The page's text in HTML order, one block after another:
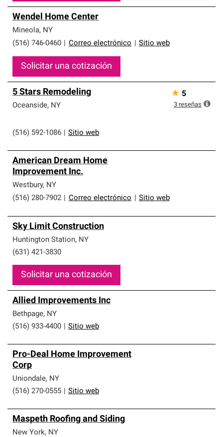
Wendel Home Center
Mineola, NY
(516) 746-0460
Correo electrónico Sitio web
Solicitar una cotización
5 Stars Remodeling
Oceanside, NY
(516) 592-1086 Sitio web
★ 5
3 reseñas
American Dream Home
Improvement Inc.
Westbury, NY
(516) 280-7902
Correo electrónico Sitio web
Sky Limit Construction
Huntington Station, NY
(631) 421-3830
Solicitar una cotización
Allied Improvements Inc
Bethpage, NY
(516) 933-4400
Sitio web
Pro-Deal Home Improvement
Corp
Uniondale, NY
(516) 270-0555
Sitio web
Maspeth Roofing and Siding
New York, NY